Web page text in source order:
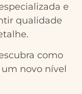
e
qualidade
como
novo nível